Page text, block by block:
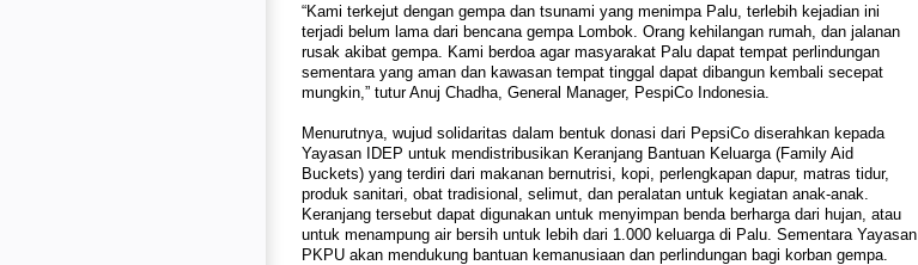
“Kami terkejut dengan gempa dan tsunami yang menimpa Palu, terlebih kejadian ini
terjadi belum lama dari bencana gempa Lombok. Orang kehilangan rumah, dan jalanan
rusak akibat gempa. Kami berdoa agar masyarakat Palu dapat tempat perlindungan
sementara yang aman dan kawasan tempat tinggal dapat dibangun kembali secepat
mungkin,” tutur Anuj Chadha, General Manager, PespiCo Indonesia.
Menurutnya, wujud solidaritas dalam bentuk donasi dari PepsiCo diserahkan kepada
Yayasan IDEP untuk mendistribusikan Keranjang Bantuan Keluarga (Family Aid
Buckets) yang terdiri dari makanan bernutrisi, kopi, perlengkapan dapur, matras tidur,
produk sanitari, obat tradisional, selimut, dan peralatan untuk kegiatan anak-anak.
Keranjang tersebut dapat digunakan untuk menyimpan benda berharga dari hujan, atau
untuk menampung air bersih untuk lebih dari 1.000 keluarga di Palu. Sementara Yayasan
PKPU akan mendukung bantuan kemanusiaan dan perlindungan bagi korban gempa.